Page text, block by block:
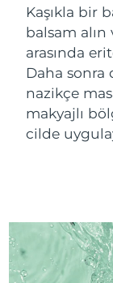
Kaşıkla bir
balsam alın
arasında
Daha sonra
nazikçe
makyajlı
cilde